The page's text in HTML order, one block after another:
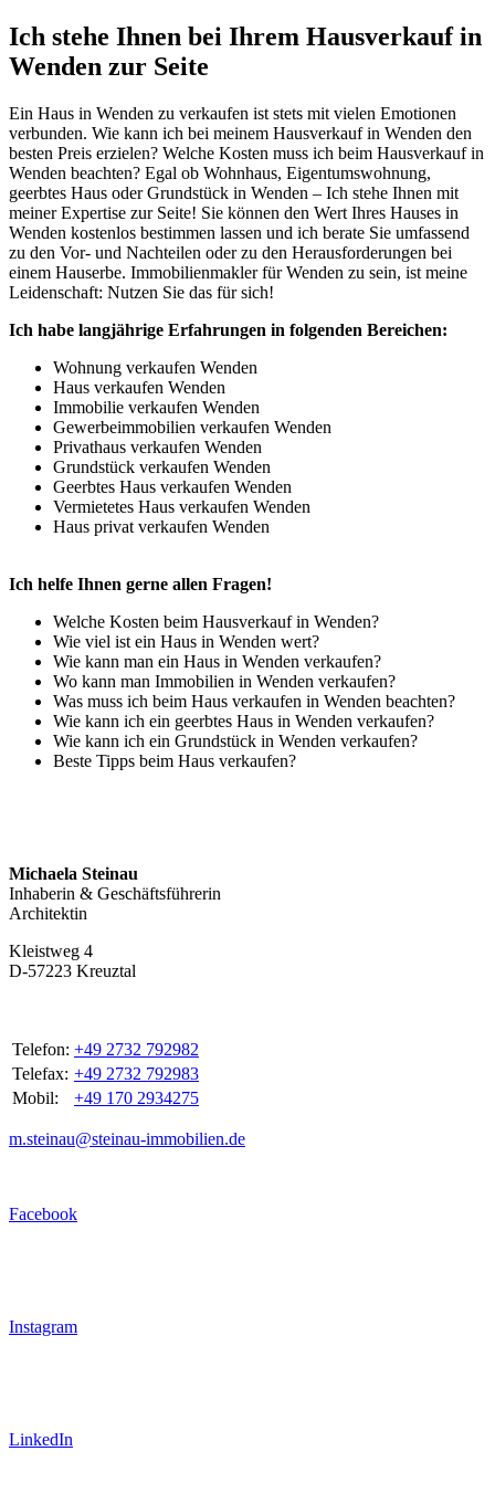
Ich stehe Ihnen bei Ihrem Hausverkauf in
Wenden zur Seite
Ein Haus in Wenden zu verkaufen ist stets mit vielen Emotionen
verbunden. Wie kann ich bei meinem Hausverkauf in Wenden den
besten Preis erzielen? Welche Kosten muss ich beim Hausverkauf in
Wenden beachten? Egal ob Wohnhaus, Eigentumswohnung,
geerbtes Haus oder Grundstück in Wenden – Ich stehe Ihnen mit
meiner Expertise zur Seite! Sie können den Wert Ihres Hauses in
Wenden kostenlos bestimmen lassen und ich berate Sie umfassend
zu den Vor- und Nachteilen oder zu den Herausforderungen bei
einem Hauserbe. Immobilienmakler für Wenden zu sein, ist meine
Leidenschaft: Nutzen Sie das für sich!
Ich habe langjährige Erfahrungen in folgenden Bereichen:
Wohnung verkaufen Wenden
Haus verkaufen Wenden
Immobilie verkaufen Wenden
Gewerbeimmobilien verkaufen Wenden
Privathaus verkaufen Wenden
Grundstück verkaufen Wenden
Geerbtes Haus verkaufen Wenden
Vermietetes Haus verkaufen Wenden
Haus privat verkaufen Wenden
Ich helfe Ihnen gerne allen Fragen!
Welche Kosten beim Hausverkauf in Wenden?
Wie viel ist ein Haus in Wenden wert?
Wie kann man ein Haus in Wenden verkaufen?
Wo kann man Immobilien in Wenden verkaufen?
Was muss ich beim Haus verkaufen in Wenden beachten?
Wie kann ich ein geerbtes Haus in Wenden verkaufen?
Wie kann ich ein Grundstück in Wenden verkaufen?
Beste Tipps beim Haus verkaufen?
Michaela Steinau
Inhaberin & Geschäftsführerin
Architektin
Kleistweg 4
D-57223 Kreuztal
Telefon: +49 2732 792982
Telefax: +49 2732 792983
Mobil:
+49 170 2934275
m.steinau@steinau-immobilien.de
Facebook
Instagram
LinkedIn